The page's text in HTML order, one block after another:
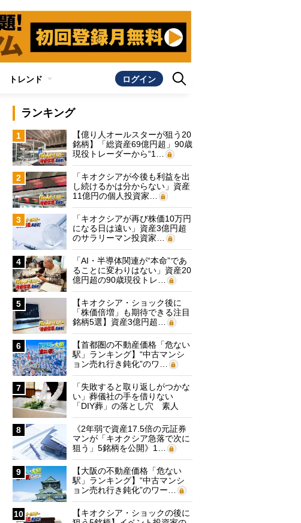
トレンド ログイン
ランキング
1
【億り人オールスターが狙う20
銘柄】「総資産69億円超」90歳
現役トレーダーから“1…
2
「キオクシアが今後も利益を出
し続けるかは分からない」資産
11億円の個人投資家…
3
「キオクシアが再び株価10万円
になる日は遠い」資産3億円超
のサラリーマン投資家…
4
「AI・半導体関連が“本命”であ
ることに変わりはない」資産20
億円超の90歳現役トレ…
5
【キオクシア・ショック後に
「株価倍増」も期待できる注目
銘柄5選】資産3億円超…
6
【首都圏の不動産価格「危ない
駅」ランキング】“中古マンシ
ョン売れ行き鈍化”のワ…
7
「失敗すると取り返しがつかな
い」葬儀社の手を借りない
「DIY葬」の落とし穴 素人
に…
8
《2年弱で資産17.5倍の元証券
マンが「キオクシア急落で次に
狙う」5銘柄を公開》1…
9
【大阪の不動産価格「危ない
駅」ランキング】“中古マンシ
ョン売れ行き鈍化”のワー…
10
【キオクシア・ショックの後に